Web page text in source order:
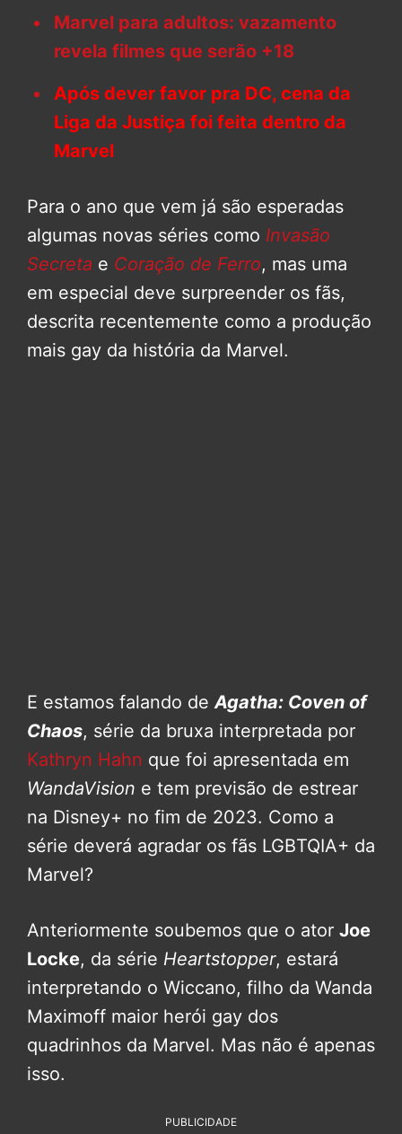
Marvel para adultos: vazamento
revela filmes que serão +18
Após dever favor pra DC, cena da
Liga da Justiça foi feita dentro da
Marvel
Para o ano que vem já são esperadas
algumas novas séries como Invasão
Secreta e Coração de Ferro, mas uma
em especial deve surpreender os fãs,
descrita recentemente como a produção
mais gay da história da Marvel.
E estamos falando deAgatha: Coven of
Chaos, série da bruxa interpretada por
Kathryn Hahn que foi apresentada em
WandaVision e tem previsão de estrear
na Disney+ no fim de 2023. Como a
série deverá agradar os fãs LGBTQIA+ da
Marvel?
Anteriormente soubemos que o ator Joe
Locke, da série Heartstopper, estará
interpretando o Wiccano, filho da Wanda
Maximoff maior herói gay dos
quadrinhos da Marvel. Mas não é apenas
isso.
PUBLICIDADE